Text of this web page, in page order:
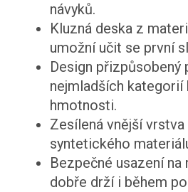
návyků.
Kluzná deska z
umožní učit se první
Design přizpůsobený
nejmladších kategorií
hmotnosti.
Zesílená vnější
syntetického
Bezpečné usazení
dobře drží i během